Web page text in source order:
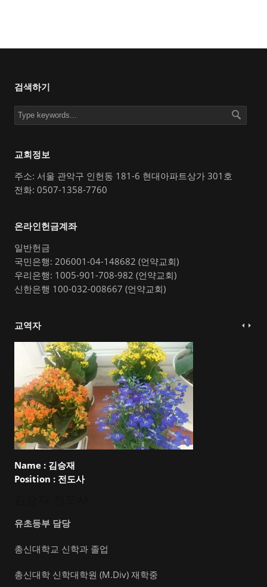
검색하기
교회정보
주소: 서울 관악구 인헌동 181-6 현대아파트상가 301호
전화: 0507-1358-7760
온라인헌금계좌
일반헌금
국민은행: 206001-04-148682 (언약교회)
우리은행: 1005-901-708-982 (언약교회)
신한은행 100-032-008667 (언약교회)
교역자
Name : 김승재
Position : 전도사
유초등부 담당
총신대학교 신학과 졸업
총신대학 신학대학원 (M.Div) 재학중